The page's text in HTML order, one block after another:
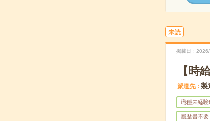
未読
掲載日
【時
派遣先 製
職種未経験
履歴書不要